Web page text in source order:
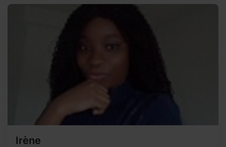
Irène